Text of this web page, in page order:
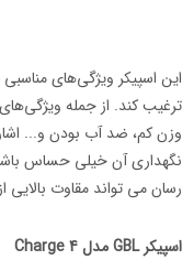
این اسپیکر ویژگی‌های
ترغیب کند. از جمله
وزن کم، ضد آب بودن و...
نگهداری آن خیلی حساس
رسان می تواند مقاوت
اسپیکر GBL مدل Charge 4